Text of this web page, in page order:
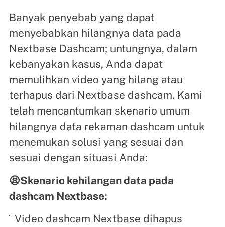
Banyak penyebab yang dapat
menyebabkan hilangnya data pada
Nextbase Dashcam; untungnya, dalam
kebanyakan kasus, Anda dapat
memulihkan video yang hilang atau
terhapus dari Nextbase dashcam. Kami
telah mencantumkan skenario umum
hilangnya data rekaman dashcam untuk
menemukan solusi yang sesuai dan
sesuai dengan situasi Anda:
😫Skenario kehilangan data pada
dashcam Nextbase:
Video dashcam Nextbase dihapus